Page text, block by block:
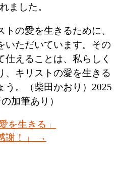
ました。
の愛を生きるために、
いただいています。その
えることは、私らしく
、キリストの愛を生きる
う。（柴田かおり）2025
加筆あり）
を生きる」
謝！」
→